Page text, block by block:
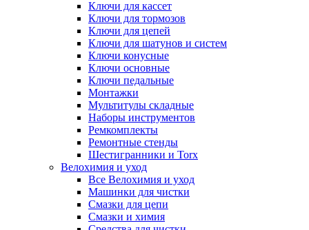
Ключи для кассет
Ключи для тормозов
Ключи для цепей
Ключи для шатунов и систем
Ключи конусные
Ключи основные
Ключи педальные
Монтажки
Мультитулы складные
Наборы инструментов
Ремкомплекты
Ремонтные стенды
Шестигранники и Torx
Велохимия и уход
Все Велохимия и уход
Машинки для чистки
Смазки для цепи
Смазки и химия